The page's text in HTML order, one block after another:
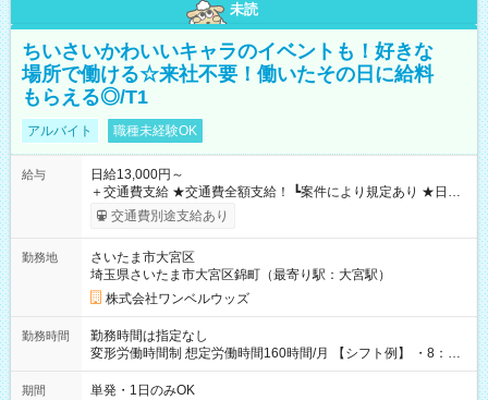
未読
ちいさいかわいいキャラのイベントも！好きな
場所で働ける☆来社不要！働いたその日に給料
もらえる◎/T1
アルバイト 職種未経験OK
給与
日給13,000円～
＋交通費支給 ★交通費全額支給！ ┗案件により規定あり ★日払
いOK！（規定あり） ┗働いたその日に現金GET♪ お仕事後はコ
ンビニATMから 日払い分を引き落とせます！ 【試用期間】試
交通費別途支給あり
勤務地
さいたま市大宮区
埼玉県さいたま市大宮区錦町（最寄り駅：大宮駅）
株式会社ワンベルウッズ
勤務時間
勤務時間は指定なし
変形労働時間制 想定労働時間160時間/月 【シフト例】 ・8：00
～21：00
期間 単発・1日のみOK